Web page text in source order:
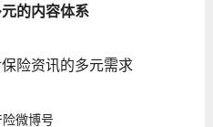
的内容体系
险资讯的多元需求
微博号